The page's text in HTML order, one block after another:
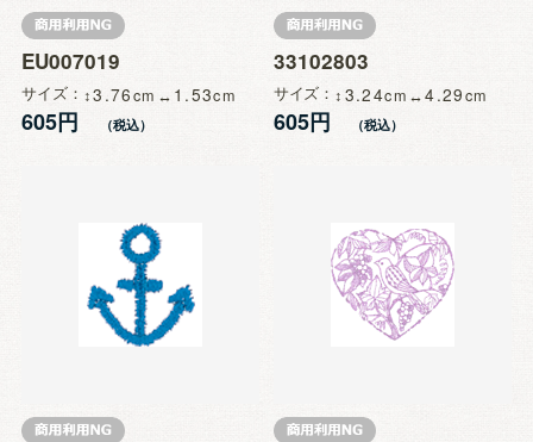
EU007019
サイズ 3.76 1.53
605円
33102803
サイズ 3.24 4.29
605円